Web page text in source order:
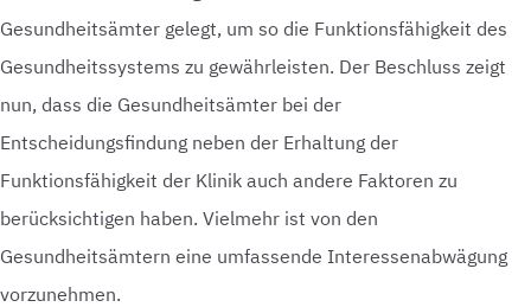
Gesundheitsämter gelegt, um so die Funktionsfähigkeit des
Gesundheitssystems zu gewährleisten. Der Beschluss zeigt
nun, dass die Gesundheitsämter bei der
Entscheidungsfindung neben der Erhaltung der
Funktionsfähigkeit der Klinik auch andere Faktoren zu
berücksichtigen haben. Vielmehr ist von den
Gesundheitsämtern eine umfassende Interessenabwägung
vorzunehmen.